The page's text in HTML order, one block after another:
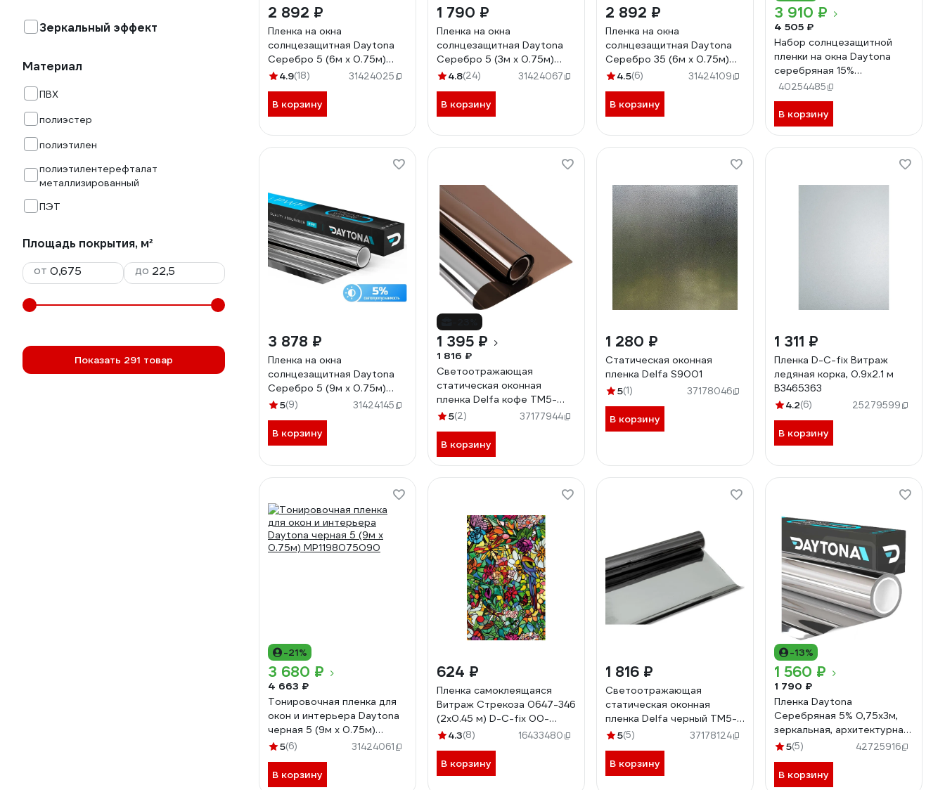
Зеркальный эффект
Материал
ПВХ
полиэстер
полиэтилен
полиэтилентерефталат
металлизированный
ПЭТ
Площадь покрытия, м²
от
до
Показать 291 товар
2 892 ₽
Пленка на окна
солнцезащитная Daytona
Серебро 5 (6м х 0.75м)
MP1152075060
4.9(18) 31424025
В корзину
1 790 ₽
Пленка на окна
солнцезащитная Daytona
Серебро 5 (3м х 0.75м)
MP1152075030
4.8(24) 31424067
В корзину
2 892 ₽
Пленка на окна
солнцезащитная Daytona
Серебро 35 (6м х 0.75м)
MP1148075060
4.5(6) 31424109
В корзину
3 910 ₽
4 505 ₽
Набор солнцезащитной
пленки на окна Daytona
серебряная 15%
(900x75см), зеркальная
самоклеющаяся тонировка
на шестистворчатое окно с
функцией светоотражения
40254485
В корзину
3 878 ₽
Пленка на окна
солнцезащитная Daytona
Серебро 5 (9м х 0.75м)
MP1152075090
5(9) 31424145
В корзину
1 395 ₽
1 816 ₽
Светоотражающая
статическая оконная
пленка Delfa кофе ТМ5-
Т03/S90
5(2) 37177944
В корзину
1 280 ₽
Статическая оконная
пленка Delfa S9001
5(1) 37178046
В корзину
1 311 ₽
Пленка D-C-fix Витраж
ледяная корка, 0.9x2.1 м
В3465363
4.2(6) 25279599
В корзину
-21%
3 680 ₽
4 663 ₽
Тонировочная пленка для
окон и интерьера Daytona
черная 5 (9м х 0.75м)
MP1198075090
5(6) 31424061
В корзину
624 ₽
Пленка самоклеящаяся
Витраж Стрекоза 0647-346
(2х0.45 м) D-C-fix 00-
00038925
4.3(8) 16433480
В корзину
1 816 ₽
Светоотражающая
статическая оконная
пленка Delfa черный TM5-
BC/S90
5(5) 37178124
В корзину
-13%
1 560 ₽
1 790 ₽
Пленка Daytona
Серебряная 5% 0,75x3м,
зеркальная, архитектурная
MP2376075030
5(5) 42725916
В корзину